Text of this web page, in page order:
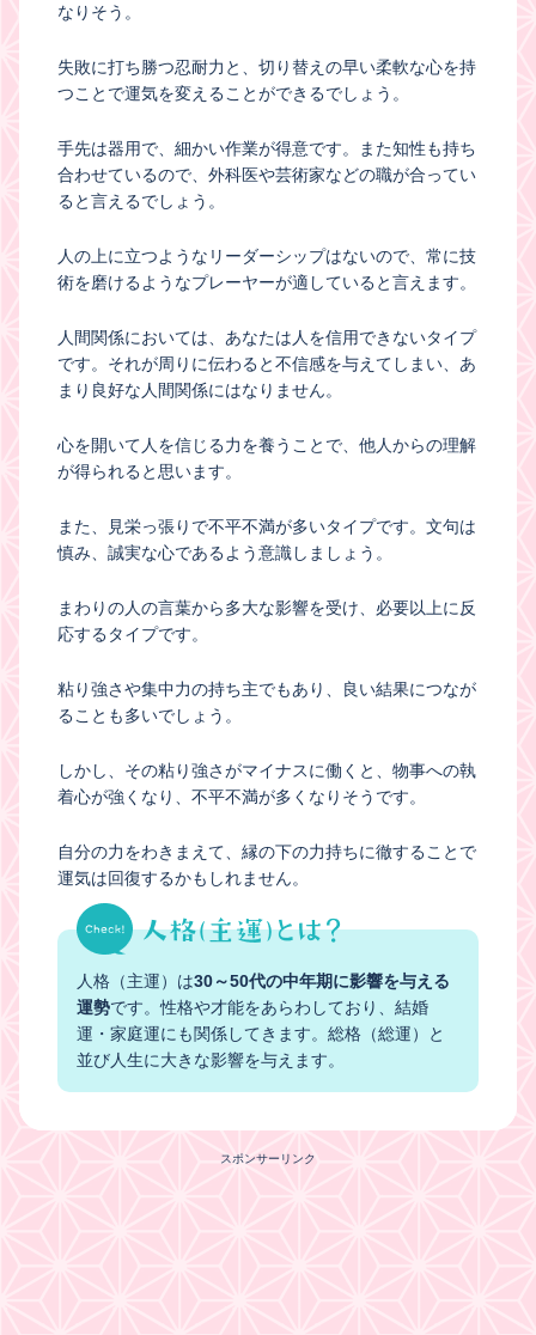
なりそう。
失敗に打ち勝つ忍耐力と、切り替えの早い柔軟な心を持
つことで運気を変えることができるでしょう。
手先は器用で、細かい作業が得意です。また知性も持ち
合わせているので、外科医や芸術家などの職が合ってい
ると言えるでしょう。
人の上に立つようなリーダーシップはないので、常に技
術を磨けるようなプレーヤーが適していると言えます。
人間関係においては、あなたは人を信用できないタイプ
です。それが周りに伝わると不信感を与えてしまい、あ
まり良好な人間関係にはなりません。
心を開いて人を信じる力を養うことで、他人からの理解
が得られると思います。
また、見栄っ張りで不平不満が多いタイプです。文句は
慎み、誠実な心であるよう意識しましょう。
まわりの人の言葉から多大な影響を受け、必要以上に反
応するタイプです。
粘り強さや集中力の持ち主でもあり、良い結果につなが
ることも多いでしょう。
しかし、その粘り強さがマイナスに働くと、物事への執
着心が強くなり、不平不満が多くなりそうです。
自分の力をわきまえて、縁の下の力持ちに徹することで
運気は回復するかもしれません。
人格（主運）は30～50代の中年期に影響を与える
運勢です。性格や才能をあらわしており、結婚
運・家庭運にも関係してきます。総格（総運）と
並び人生に大きな影響を与えます。
スポンサーリンク